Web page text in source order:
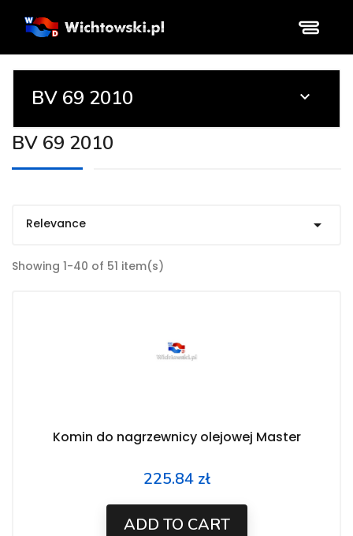
BV 69 2010 
BV 69 2010
Relevance 
Showing 1-40 of 51 item(s)
Komin do nagrzewnicy olejowej Master
Price
225.84 zł
ADD TO CART